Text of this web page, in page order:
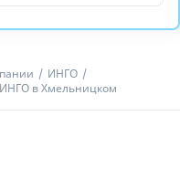
ИНГО
ИНГО в Хмельницком